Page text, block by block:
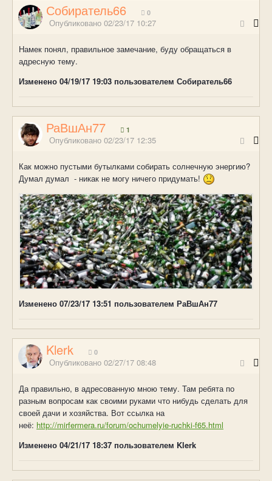
Собиратель66 0
Опубликовано 02/23/17 10:27
Намек понял, правильное замечание, буду обращаться в
адресную тему.
Изменено 04/19/17 19:03 пользователем Собиратель66
РаВшАн77 1
Опубликовано 02/23/17 12:35
Как можно пустыми бутылками собирать солнечную энергию?
Думал думал - никак не могу ничего придумать!
Изменено 07/23/17 13:51 пользователем РаВшАн77
Klerk 0
Опубликовано 02/27/17 08:48
Да правильно, в адресованную мною тему. Там ребята по
разным вопросам как своими руками что нибудь сделать для
своей дачи и хозяйства. Вот ссылка на
неё: http://mirfermera.ru/forum/ochumelyie-ruchki-f65.html
Изменено 04/21/17 18:37 пользователем Klerk